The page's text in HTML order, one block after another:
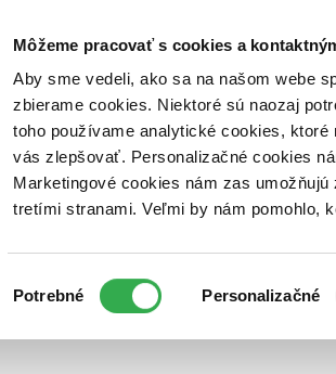
Môžeme pracovať s cookies a
Aby sme vedeli, ako sa na našom webe
zbierame cookies. Niektoré sú naozaj
toho používame analytické cookies,
vás zlepšovať. Personalizačné cookies
Marketingové cookies nám zas
tretími stranami. Veľmi by nám pomohlo,
súhlasu
Potrebné Personalizačné
Poukážky Kontakt